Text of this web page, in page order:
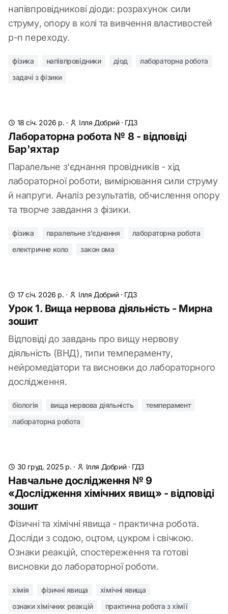
напівпровідникові діоди: розрахунок сили
струму, опору в колі та вивчення властивостей
p-n переходу.
фізика напівпровідники діод
лабораторна робота
задачі з фізики
18 січ. 2026 р. · Ілля Добрий· ГДЗ
Лабораторна робота № 8 - відповіді
Бар'яхтар
Паралельне з'єднання провідників - хід
лабораторної роботи, вимірювання сили струму
й напруги. Аналіз результатів, обчислення опору
та творче завдання з фізики.
фізика паралельне з'єднання
лабораторна робота
електричне коло
закон ома
17 січ. 2026 р. · Ілля Добрий· ГДЗ
Урок 1. Вища нервова діяльність - Мирна
зошит
Відповіді до завдань про вищу нервову
діяльність (ВНД), типи темпераменту,
нейромедіатори та висновки до лабораторного
дослідження.
біологія вища нервова діяльність
темперамент
лабораторна робота
30 груд. 2025 р. · Ілля Добрий· ГДЗ
Навчальне дослідження № 9
«Дослідження хімічних явищ» - відповіді
зошит
Фізичні та хімічні явища - практична робота.
Досліди з содою, оцтом, цукром і свічкою.
Ознаки реакцій, спостереження та готові
висновки до лабораторної роботи.
хімія фізичні явища
хімічні явища
ознаки хімічних реакцій
практична робота з хімії